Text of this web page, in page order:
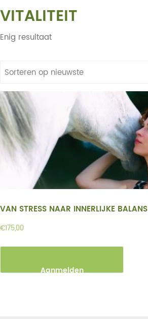
VITALITEIT
Enig resultaat
Sorteren op nieuwste
VAN STRESS NAAR INNERLIJKE BALANS
€175,00
Aanmelden